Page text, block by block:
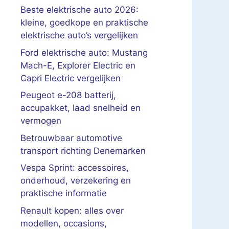
Beste elektrische auto 2026:
kleine, goedkope en praktische
elektrische auto’s vergelijken
Ford elektrische auto: Mustang
Mach-E, Explorer Electric en
Capri Electric vergelijken
Peugeot e-208 batterij,
accupakket, laad snelheid en
vermogen
Betrouwbaar automotive
transport richting Denemarken
Vespa Sprint: accessoires,
onderhoud, verzekering en
praktische informatie
Renault kopen: alles over
modellen, occasions,